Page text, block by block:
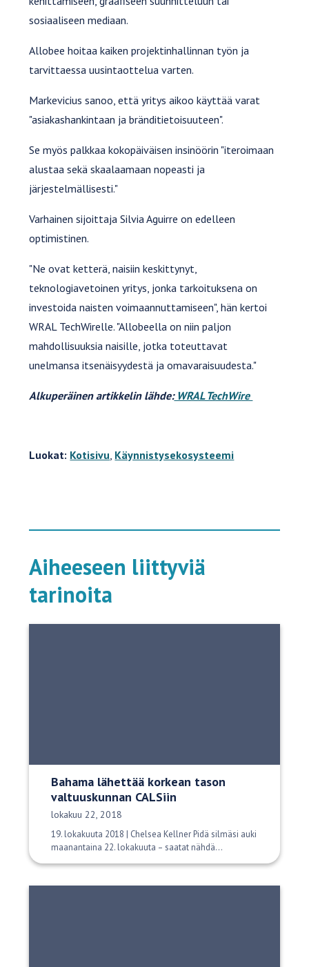
sosiaaliseen mediaan.
Allobee hoitaa kaiken projektinhallinnan työn ja
tarvittaessa uusintaottelua varten.
Markevicius sanoo, että yritys aikoo käyttää varat
"asiakashankintaan ja bränditietoisuuteen".
Se myös palkkaa kokopäiväisen insinöörin "iteroimaan
alustaa sekä skaalaamaan nopeasti ja
järjestelmällisesti."
Varhainen sijoittaja Silvia Aguirre on edelleen
optimistinen.
"Ne ovat ketterä, naisiin keskittynyt,
teknologiavetoinen yritys, jonka tarkoituksena on
investoida naisten voimaannuttamiseen", hän kertoi
WRAL TechWirelle. "Allobeella on niin paljon
mahdollisuuksia naisille, jotka toteuttavat
unelmansa itsenäisyydestä ja omavaraisuudesta."
Alkuperäinen artikkelin lähde:WRAL TechWire
Luokat: Kotisivu Käynnistysekosysteemi
Aiheeseen liittyviä
tarinoita
Bahama lähettää korkean tason
valtuuskunnan CALSiin
Julkaisupäivä:
lokakuu 22, 2018
19. lokakuuta 2018 | Chelsea Kellner Pidä silmäsi auki
maanantaina 22. lokakuuta – saatat nähdä...